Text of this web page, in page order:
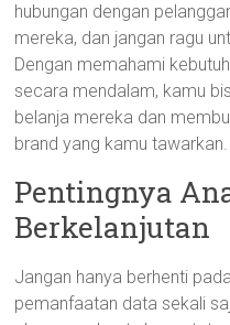
hubungan dengan
mereka, dan jangan ragu
Dengan memahami
secara mendalam, kamu
belanja mereka dan
brand yang kamu tawarkan.
Pentingnya
Berkelanjutan
Jangan hanya berhenti
pemanfaatan data sekali